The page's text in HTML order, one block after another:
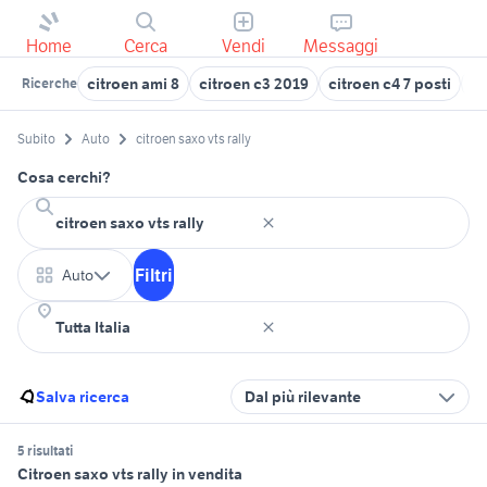
Home Cerca Vendi Messaggi
Ricerche citroen ami 8 citroen c3 2019 citroen c4 7 posti
Subito Auto citroen saxo vts rally
Cosa cerchi?
Auto Filtri
Salva ricerca Dal più rilevante
5 risultati
Citroen saxo vts rally in vendita